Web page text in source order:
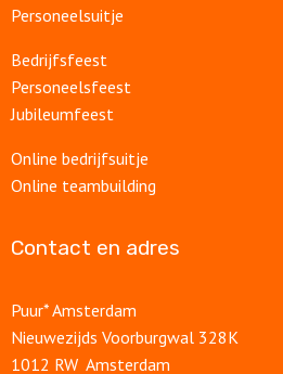
Personeelsuitje
Bedrijfsfeest
Personeelsfeest
Jubileumfeest
Online bedrijfsuitje
Online teambuilding
Contact en adres
Puur* Amsterdam
Nieuwezijds Voorburgwal 328K
1012 RW Amsterdam